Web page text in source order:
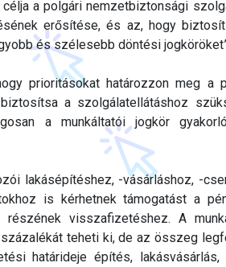
a polgári nemzetbiztonsági
erősítése, és az, hogy
és szélesebb döntési
prioritásokat határozzon meg a
a szolgálatellátáshoz
a munkáltatói jogkör
lakásépítéshez, -vásárláshoz, -
is kérhetnek támogatást a
visszafizetéshez. A
teheti ki, de az összeg
határideje építés, lakásvásárlás,